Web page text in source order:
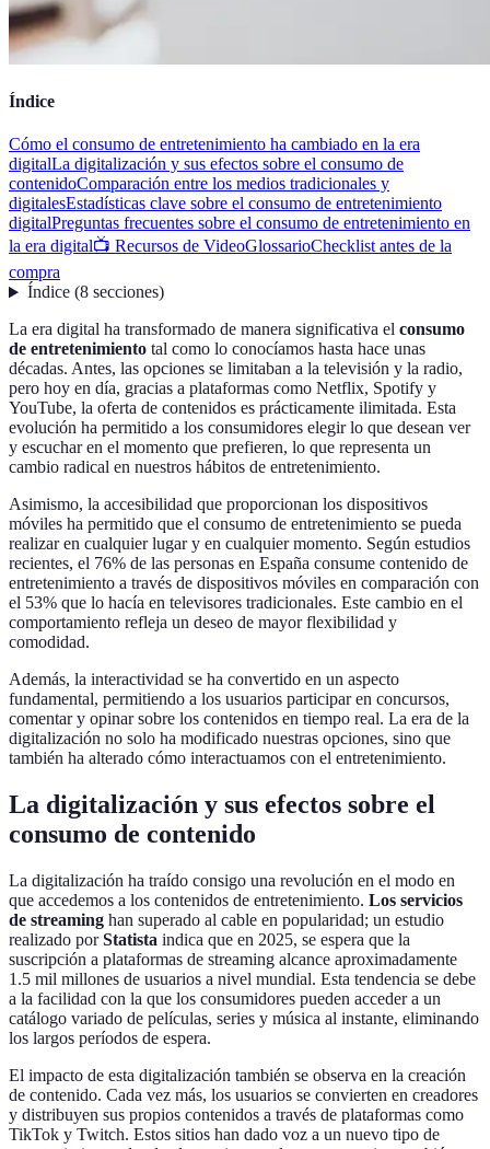
Índice
Cómo el consumo de entretenimiento ha cambiado en la era
digitalLa digitalización y sus efectos sobre el consumo de
contenidoComparación entre los medios tradicionales y
digitalesEstadísticas clave sobre el consumo de entretenimiento
digitalPreguntas frecuentes sobre el consumo de entretenimiento en
la era digital📺 Recursos de VideoGlossarioChecklist antes de la
compra
Índice(8 secciones)
La era digital ha transformado de manera significativa el consumo
de entretenimiento tal como lo conocíamos hasta hace unas
décadas. Antes, las opciones se limitaban a la televisión y la radio,
pero hoy en día, gracias a plataformas como Netflix, Spotify y
YouTube, la oferta de contenidos es prácticamente ilimitada. Esta
evolución ha permitido a los consumidores elegir lo que desean ver
y escuchar en el momento que prefieren, lo que representa un
cambio radical en nuestros hábitos de entretenimiento.
Asimismo, la accesibilidad que proporcionan los dispositivos
móviles ha permitido que el consumo de entretenimiento se pueda
realizar en cualquier lugar y en cualquier momento. Según estudios
recientes, el 76% de las personas en España consume contenido de
entretenimiento a través de dispositivos móviles en comparación con
el 53% que lo hacía en televisores tradicionales. Este cambio en el
comportamiento refleja un deseo de mayor flexibilidad y
comodidad.
Además, la interactividad se ha convertido en un aspecto
fundamental, permitiendo a los usuarios participar en concursos,
comentar y opinar sobre los contenidos en tiempo real. La era de la
digitalización no solo ha modificado nuestras opciones, sino que
también ha alterado cómo interactuamos con el entretenimiento.
La digitalización y sus efectos sobre el
consumo de contenido
La digitalización ha traído consigo una revolución en el modo en
que accedemos a los contenidos de entretenimiento. Los servicios
de streaming han superado al cable en popularidad; un estudio
realizado porStatista indica que en 2025, se espera que la
suscripción a plataformas de streaming alcance aproximadamente
1.5 mil millones de usuarios a nivel mundial. Esta tendencia se debe
a la facilidad con la que los consumidores pueden acceder a un
catálogo variado de películas, series y música al instante, eliminando
los largos períodos de espera.
El impacto de esta digitalización también se observa en la creación
de contenido. Cada vez más, los usuarios se convierten en creadores
y distribuyen sus propios contenidos a través de plataformas como
TikTok y Twitch. Estos sitios han dado voz a un nuevo tipo de